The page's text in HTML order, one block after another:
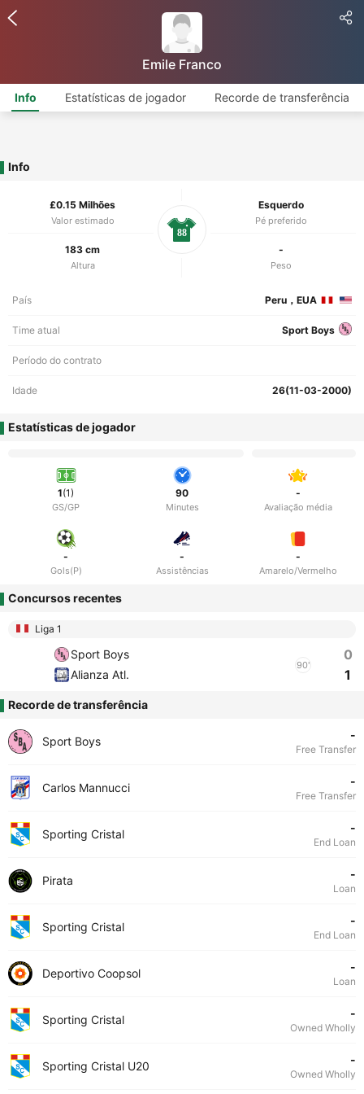
Emile Franco
Info Estatísticas de jogador Recorde de transferência
Info
£0.15 Milhões
Valor estimado
Esquerdo
Pé preferido
183 cm
Altura
-
Peso
88
País Peru，EUA
Time atual Sport Boys
Período do contrato
Idade 26(11-03-2000)
Estatísticas de jogador
1(1)
GS/GP
90
Minutes
-
Avaliação média
-
Gols(P)
-
Assistências
-
Amarelo/Vermelho
Concursos recentes
Liga 1
Sport Boys
Alianza Atl.
90'
0
1
Recorde de transferência
Sport Boys -
Free Transfer
Carlos Mannucci -
Free Transfer
Sporting Cristal -
End Loan
Pirata -
Loan
Sporting Cristal -
End Loan
Deportivo Coopsol -
Loan
Sporting Cristal -
Owned Wholly
Sporting Cristal U20 -
Owned Wholly